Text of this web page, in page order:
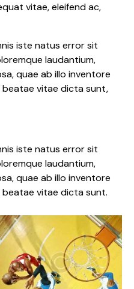
vitae, eleifend ac,
iste natus error sit
laudantium,
quae ab illo inventore
vitae dicta sunt,
iste natus error sit
laudantium,
quae ab illo inventore
vitae dicta sunt.